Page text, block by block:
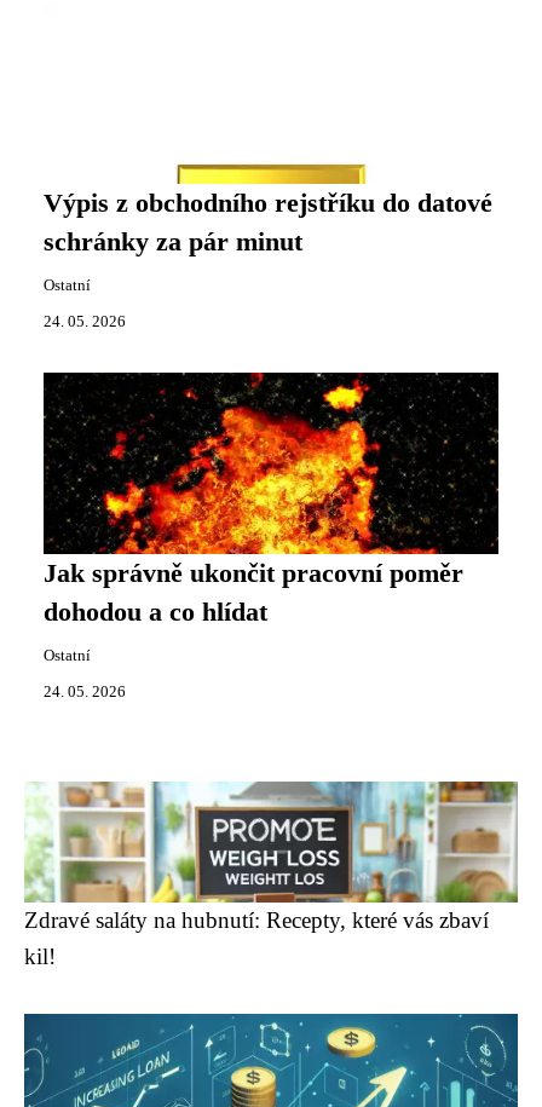
Výpis z obchodního rejstříku do datové
schránky za pár minut
Ostatní
24. 05. 2026
Jak správně ukončit pracovní poměr
dohodou a co hlídat
Ostatní
24. 05. 2026
Zdravé saláty na hubnutí: Recepty, které vás zbaví
kil!